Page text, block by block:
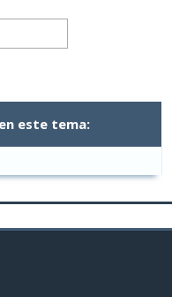
este tema: